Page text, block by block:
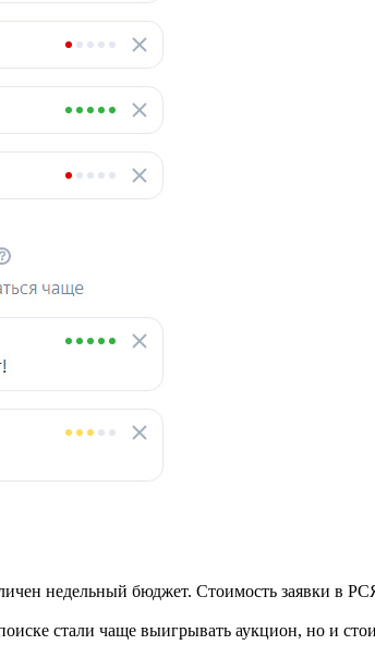
недельный бюджет. Стоимость заявки в
стали чаще выигрывать аукцион, но и